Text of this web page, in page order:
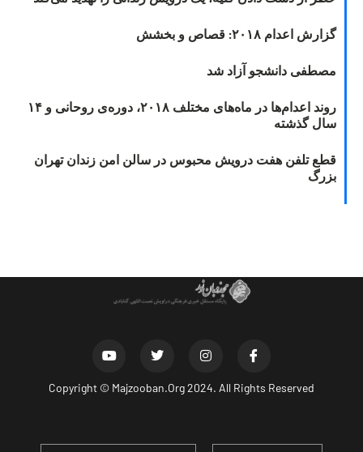
گزارش اعدام ۲۰۱۸: قصاص و بخشش
مصطفی دانشجو آزاد شد
روند اعدام‌ها در ماه‌های مختلف ۲۰۱۸، دوره‌ی روحانی و ۱۴
سال گذشته
قطع تلفن هفت درویش محبوس در سالن امن زندان تهران
بزرگ
Copyright © Majzooban.Org2024. All Rights Reserved